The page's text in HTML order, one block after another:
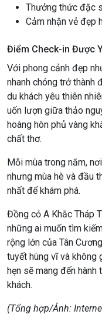
Thưởng thức đặc
Cảm nhận vẻ đẹp
Điểm Check-in Được
Với phong cảnh đẹp
nhanh chóng trở thành
du khách yêu thiên
uốn lượn giữa thảo
hoàng hôn phủ vàng
chất thơ.
Mỗi mùa trong năm,
nhưng mùa hè và đầu
nhất để khám phá.
Đồng cỏ A Khắc Tháp
những ai muốn tìm
rộng lớn của Tân
tuyết hùng vĩ và không
hẹn sẽ mang đến hành
khách.
(Tổng hợp/Ảnh: